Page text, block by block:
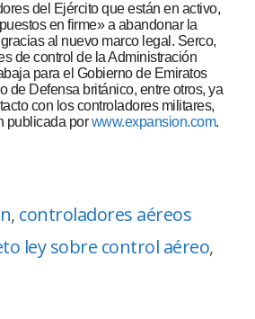
del Ejército que están en activo,
en firme» a abandonar la
al nuevo marco legal. Serco,
de control de la Administración
para el Gobierno de Emiratos
de Defensa británico, entre otros, ya
con los controladores militares,
publicada porwww.expansion.com.
, controladores aéreos
ley sobre control aéreo,